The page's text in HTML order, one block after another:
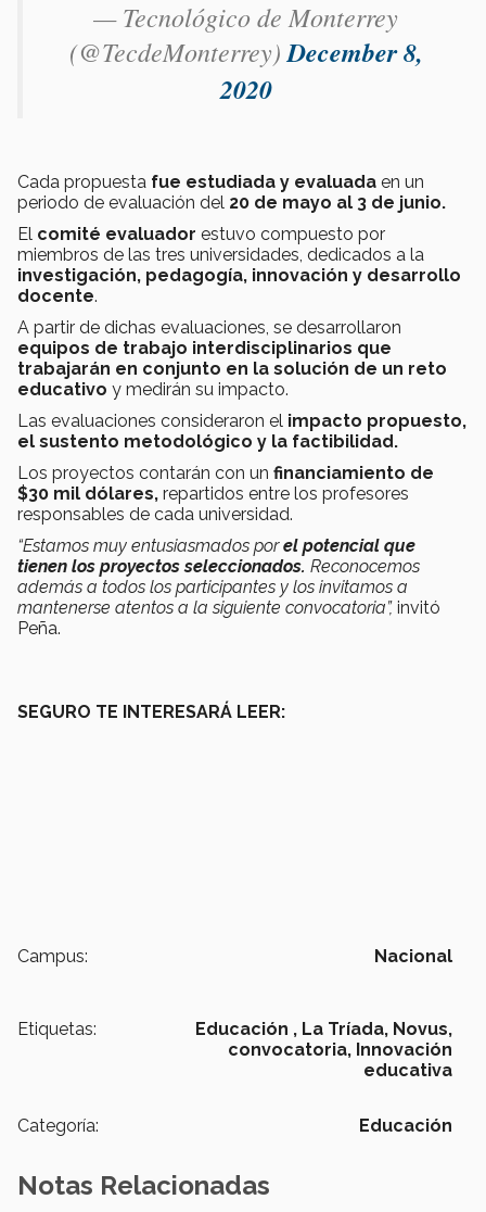
— Tecnológico de Monterrey
(@TecdeMonterrey) December 8,
2020
Cada propuesta fue estudiada y evaluada en un
periodo de evaluación del 20 de mayo al 3 de junio.
El comité evaluador estuvo compuesto por
miembros de las tres universidades, dedicados a la
investigación, pedagogía, innovación y desarrollo
docente.
A partir de dichas evaluaciones, se desarrollaron
equipos de trabajo interdisciplinarios que
trabajarán en conjunto en la solución de un reto
educativo y medirán su impacto.
Las evaluaciones consideraron el impacto propuesto,
el sustento metodológico y la factibilidad.
Los proyectos contarán con un financiamiento de
$30 mil dólares, repartidos entre los profesores
responsables de cada universidad.
“Estamos muy entusiasmados porel potencial que
tienen los proyectos seleccionados. Reconocemos
además a todos los participantes y los invitamos a
mantenerse atentos a la siguiente convocatoria”, invitó
Peña.
SEGURO TE INTERESARÁ LEER:
Campus: Nacional
Etiquetas: Educación , La Tríada, Novus,
convocatoria, Innovación
educativa
Categoría: Educación
Notas Relacionadas